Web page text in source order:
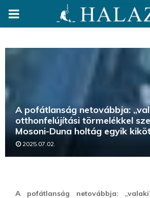
PRIMARY
A pofátlanság netovábbja:
otthonfelújítási törmelékkel
Mosoni-Duna holtág egyik
2025.07.02.
A pofátlanság netovábbja: